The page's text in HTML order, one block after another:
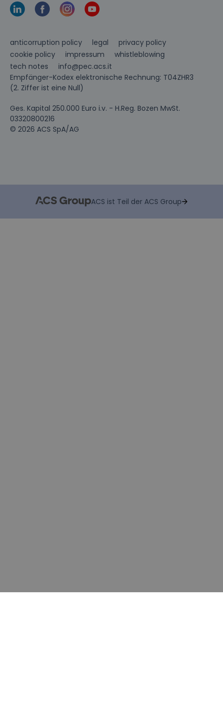
anticorruption policy legal
privacy policy
cookie policy
impressum
whistleblowing
tech notes
info@pec.acs.it
Empfänger-Kodex elektronische Rechnung: T04ZHR3
(2. Ziffer ist eine Null)
Ges. Kapital 250.000 Euro i.v. - H.Reg. Bozen MwSt.
03320800216
© 2026 ACS SpA/AG
ACS ist Teil der ACS Group